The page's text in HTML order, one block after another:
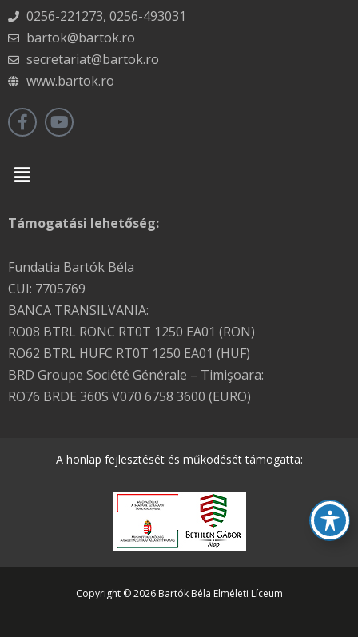
0256-221273, 0256-493031
bartok@bartok.ro
secretariat@bartok.ro
www.bartok.ro
Menu
Támogatási lehetőség:
Fundatia Bartók Béla
CUI: 7705769
BANCA TRANSILVANIA:
RO08 BTRL RONC RT0T 1250 EA01 (RON)
RO62 BTRL HUFC RT0T 1250 EA01 (HUF)
BRD Groupe Société Générale – Timişoara:
RO76 BRDE 360S V070 6758 3600 (EURO)
A honlap fejlesztését és működését támogatta:
Copyright © 2026 Bartók Béla Elméleti Líceum